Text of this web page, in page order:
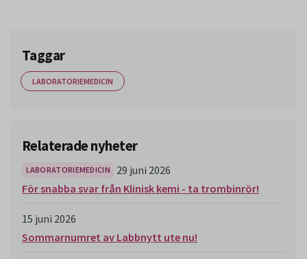
Taggar
LABORATORIEMEDICIN
Relaterade nyheter
LABORATORIEMEDICIN
29 juni 2026
För snabba svar från Klinisk kemi - ta trombinrör!
15 juni 2026
Sommarnumret av Labbnytt ute nu!